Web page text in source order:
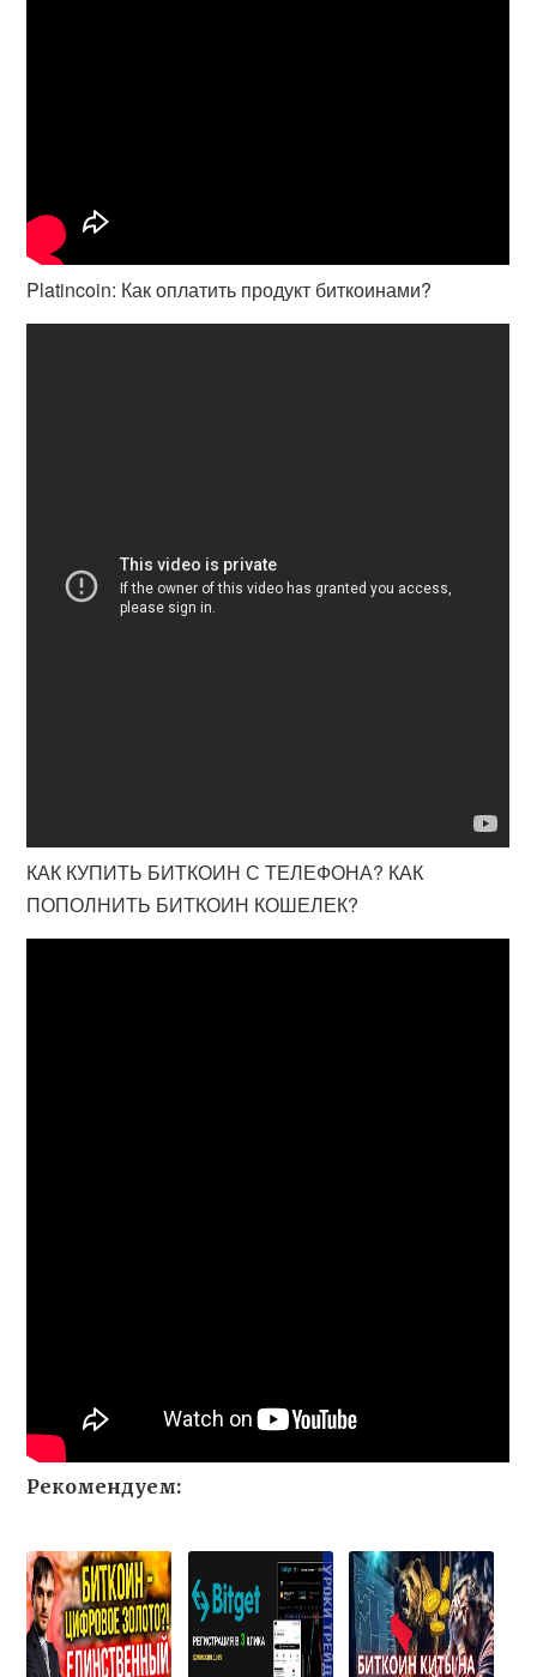
Platincoin: Как оплатить продукт биткоинами?
КАК КУПИТЬ БИТКОИН С ТЕЛЕФОНА? КАК
ПОПОЛНИТЬ БИТКОИН КОШЕЛЕК?
Рекомендуем: